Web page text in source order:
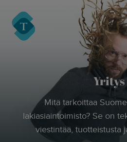
Turre Legal
Yritys
Mitä tarkoittaa Suomen digitaalisin
lakiasiaintoimisto? Se on
viestintää, tuotteistusta